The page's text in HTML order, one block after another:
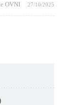
OVNI 27/10/2025